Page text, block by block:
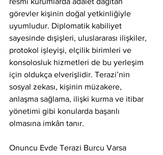
görevler kişinin doğal yetkinliğiyle
uyumludur. Diplomatik kabiliyet
sayesinde dışişleri, uluslararası ilişkiler,
protokol işleyişi, elçilik birimleri ve
konsolosluk hizmetleri de bu yerleşim
için oldukça elverişlidir. Terazi’nin
sosyal zekası, kişinin müzakere,
anlaşma sağlama, ilişki kurma ve itibar
yönetimi gibi konularda başarılı
olmasına imkân tanır.
Onuncu Evde Terazi Burcu Varsa